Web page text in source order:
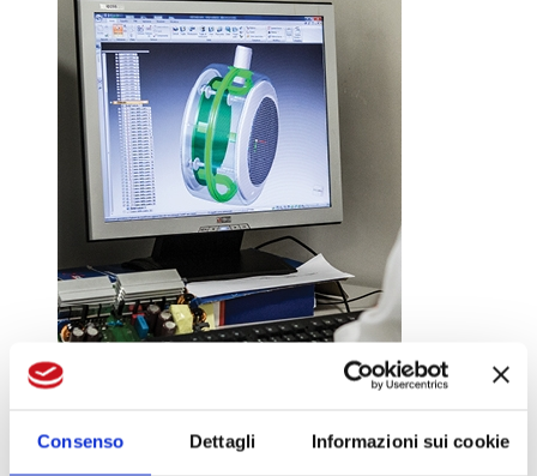
Consenso Dettagli Informazioni sui cookie